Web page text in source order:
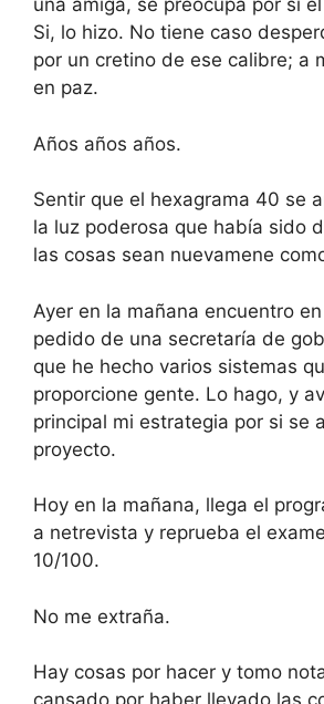
una amiga, se preocupa por si
Si, lo hizo. No tiene caso
por un cretino de ese calibre; a
en paz.
Años años años.
Sentir que el hexagrama 40 se
la luz poderosa que había sido
las cosas sean nuevamene
Ayer en la mañana encuentro
pedido de una secretaría de
que he hecho varios sistemas
proporcione gente. Lo hago, y
principal mi estrategia por si se
proyecto.
Hoy en la mañana, llega el
a netrevista y reprueba el
10/100.
No me extraña.
Hay cosas por hacer y tomo
cansado por haber llevado las